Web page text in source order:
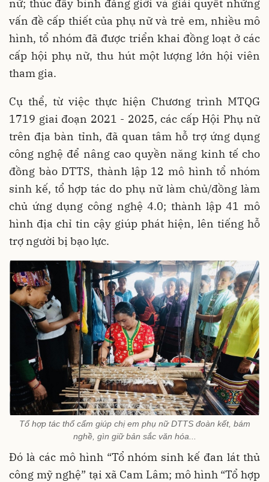
nữ; thúc đẩy bình đẳng giới và giải quyết những
vấn đề cấp thiết của phụ nữ và trẻ em, nhiều mô
hình, tổ nhóm đã được triển khai đồng loạt ở các
cấp hội phụ nữ, thu hút một lượng lớn hội viên
tham gia.
Cụ thể, từ việc thực hiện Chương trình MTQG
1719 giai đoạn 2021 - 2025, các cấp Hội Phụ nữ
trên địa bàn tỉnh, đã quan tâm hỗ trợ ứng dụng
công nghệ để nâng cao quyền năng kinh tế cho
đồng bào DTTS, thành lập 12 mô hình tổ nhóm
sinh kế, tổ hợp tác do phụ nữ làm chủ/đồng làm
chủ ứng dụng công nghệ 4.0; thành lập 41 mô
hình địa chỉ tin cậy giúp phát hiện, lên tiếng hỗ
trợ người bị bạo lực.
Tổ hợp tác thổ cẩm giúp chị em phụ nữ DTTS đoàn kết, bám
nghề, gìn giữ bản sắc văn hóa...
Đó là các mô hình “Tổ nhóm sinh kế đan lát thủ
công mỹ nghệ” tại xã Cam Lâm; mô hình “Tổ hợp